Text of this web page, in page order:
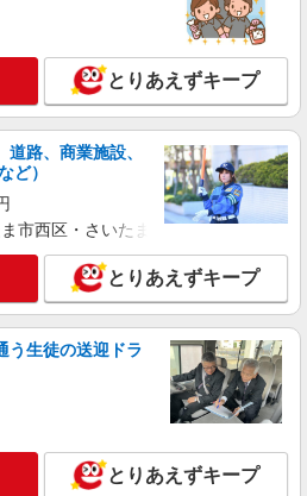
詳細を見る
職（管理職）候補 ［2］販売スタッ
員］ ［1］年俸3,600,000円以上 ※年俸
、毎月支給します。 ※直近の給与・ご
ル・能力を最大限考慮のうえ、給与を
。 ※試用期間3か月（契約社員）／待
変更はありません。 ※深夜勤務手当・
手当は法令に基づき別途支給します。
額支給（会社規定による／経済的最短
、まずはお気軽にご相談ください。」
220,000円〜300,000円 ※経験・能力・
件）
木更津市金田東3-1-426 三井アウトレ
木更津
詳細を見る
タッフ（未経験OK）
円〜285,000円 （経験・能力によ
とりあえずキープ
路、商業施設、
ど）
市西区・さいたま市岩槻区・久喜市・
とりあえずキープ
う生徒の送迎ドラ
とりあえずキープ